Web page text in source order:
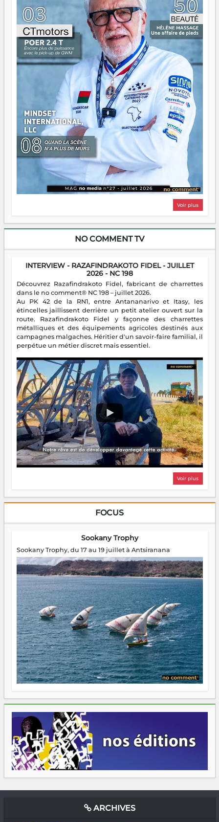
d'équipage. Partagez vos réussites, mais aussi vos échecs.
Surtout vos échecs, d'ailleurs — ils enseignent mieux que
n'importe quel manuel. À Madagascar, la barque avance.
Il faut juste s'assurer que tout le monde rame dans le
même sens.
Voir plus
NO COMMENT TV
INTERVIEW - RAZAFINDRAKOTO FIDEL - JUILLET
2026 - NC 198
Découvrez Razafindrakoto Fidel, fabricant de charrettes
dans le no comment® NC 198 – juillet 2026.
Au PK 42 de la RN1, entre Antananarivo et Itasy, les
étincelles jaillissent derrière un petit atelier ouvert sur la
route. Razafindrakoto Fidel y façonne des charrettes
métalliques et des équipements agricoles destinés aux
campagnes malgaches. Héritier d'un savoir-faire familial, il
perpétue un métier discret mais essentiel.
Voir plus
FOCUS
Sookany Trophy
Sookany Trophy, du 17 au 19 juillet à Antsiranana
ARCHIVES